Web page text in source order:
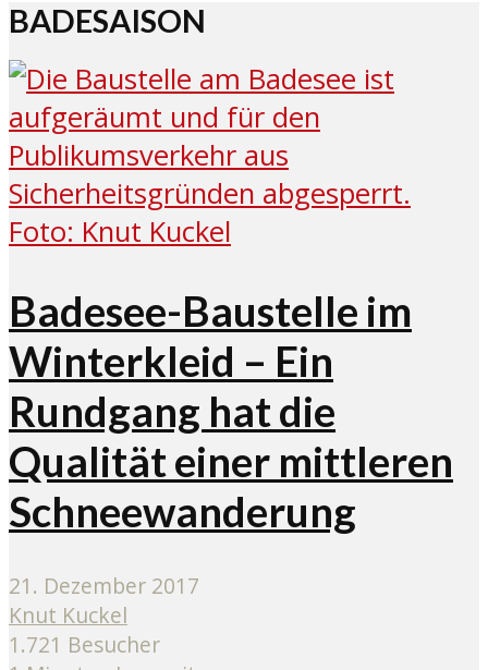
BADESAISON
Badesee-Baustelle im
Winterkleid – Ein
Rundgang hat die
Qualität einer mittleren
Schneewanderung
21. Dezember 2017
Knut Kuckel
1.721 Besucher